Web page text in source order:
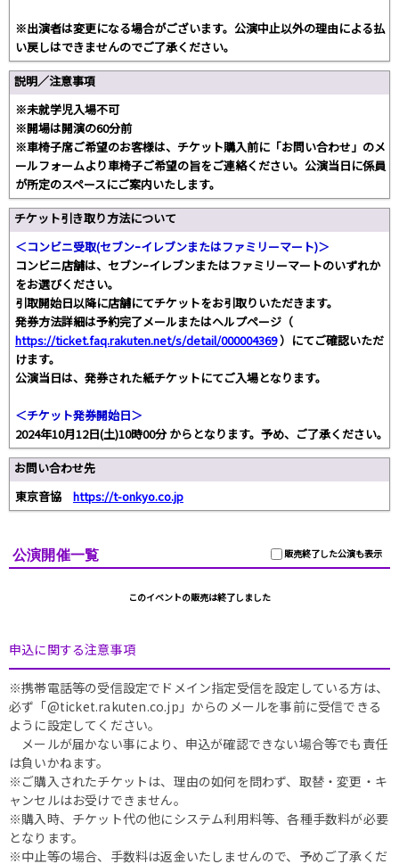
※出演者は変更になる場合がございます。公演中止以外の理由による払
い戻しはできませんのでご了承ください。
説明／注意事項
※未就学児入場不可
※開場は開演の60分前
※車椅子席ご希望のお客様は、チケット購入前に「お問い合わせ」のメ
ールフォームより車椅子ご希望の旨をご連絡ください。公演当日に係員
が所定のスペースにご案内いたします。
チケット引き取り方法について
＜コンビニ受取(セブンｰイレブンまたはファミリーマート)＞
コンビニ店舗は、セブンｰイレブンまたはファミリーマートのいずれか
をお選びください。
引取開始日以降に店舗にてチケットをお引取りいただきます。
発券方法詳細は予約完了メールまたはヘルプページ（
https://ticket.faq.rakuten.net/s/detail/000004369）にてご確認いただ
けます。
公演当日は、発券された紙チケットにてご入場となります。
＜チケット発券開始日＞
2024年10月12日(土)10時00分 からとなります。予め、ご了承ください。
お問い合わせ先
東京音協 https://t-onkyo.co.jp
販売終了した公演も表示
公演開催一覧
このイベントの販売は終了しました
申込に関する注意事項
※携帯電話等の受信設定でドメイン指定受信を設定している方は、
必ず「@ticket.rakuten.co.jp」からのメールを事前に受信できる
ように設定してください。
メールが届かない事により、申込が確認できない場合等でも責任
は負いかねます。
※ご購入されたチケットは、理由の如何を問わず、取替・変更・キ
ャンセルはお受けできません。
※購入時、チケット代の他にシステム利用料等、各種手数料が必要
となります。
※中止等の場合、手数料は返金いたしませんので、予めご了承くだ